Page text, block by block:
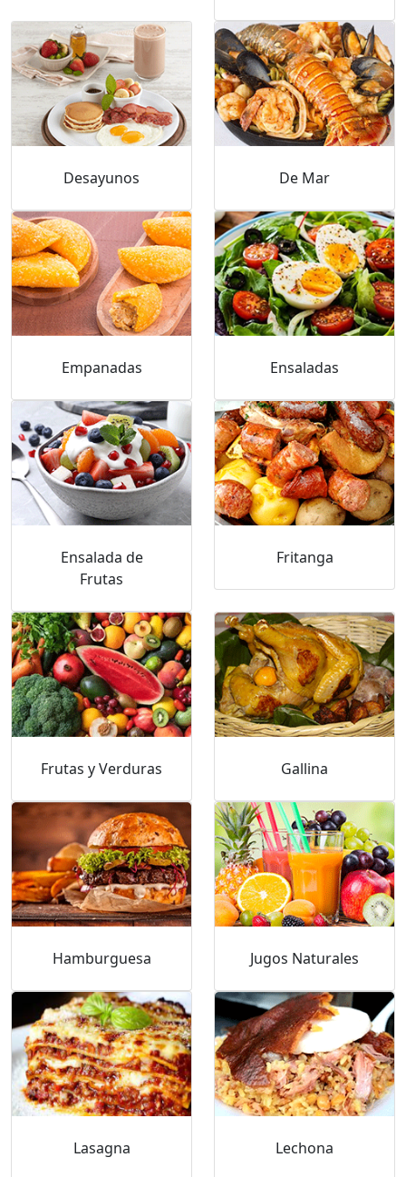
Desayunos De Mar
Empanadas Ensaladas
Ensalada de
Frutas
Fritanga
Frutas y Verduras Gallina
Hamburguesa Jugos Naturales
Lasagna Lechona